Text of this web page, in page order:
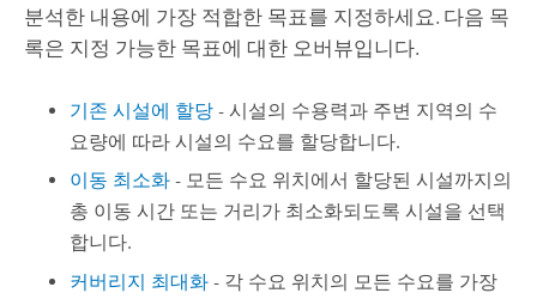
분석한 내용에 가장 적합한 목표를 지정하세요. 다음 목
록은 지정 가능한 목표에 대한 오버뷰입니다.
기존 시설에 할당 -시설의 수용력과 주변 지역의 수
요량에 따라 시설의 수요를 할당합니다.
이동 최소화 - 모든 수요 위치에서 할당된 시설까지의
총 이동 시간 또는 거리가 최소화되도록 시설을 선택
합니다.
커버리지 최대화 - 각 수요 위치의 모든 수요를 가장